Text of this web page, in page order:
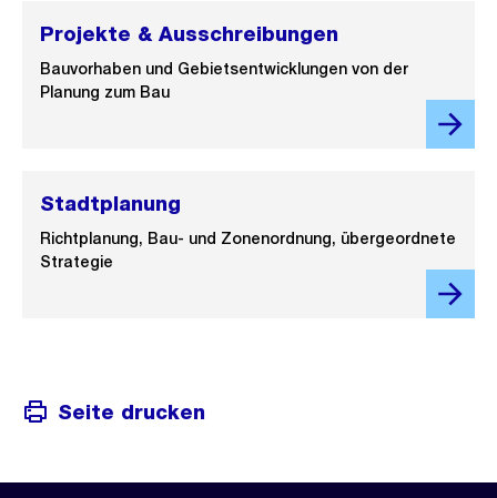
Projekte & Ausschreibungen
Bauvorhaben und Gebietsentwicklungen von der
Planung zum Bau
Stadtplanung
Richtplanung, Bau- und Zonenordnung, übergeordnete
Strategie
Seite drucken